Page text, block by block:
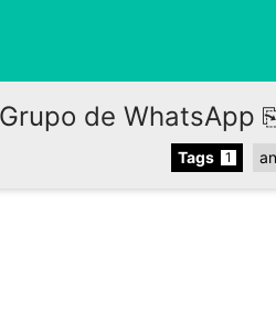
Grupo de WhatsApp
Tags 1